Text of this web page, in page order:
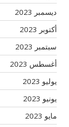
ديسمبر 2023
أكتوبر 2023
سبتمبر 2023
أغسطس 2023
يوليو 2023
يونيو 2023
مايو 2023